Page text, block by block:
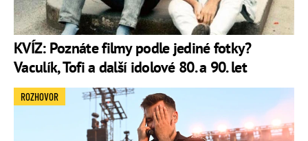
KVÍZ: Poznáte filmy podle jediné fotky?
Vaculík, Tofi a další idolové 80. a 90. let
ROZHOVOR